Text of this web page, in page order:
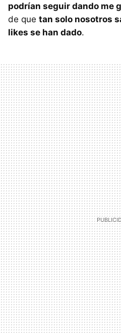
podrían seguir dando me
de que tan solo nosotros
likes se han dado.